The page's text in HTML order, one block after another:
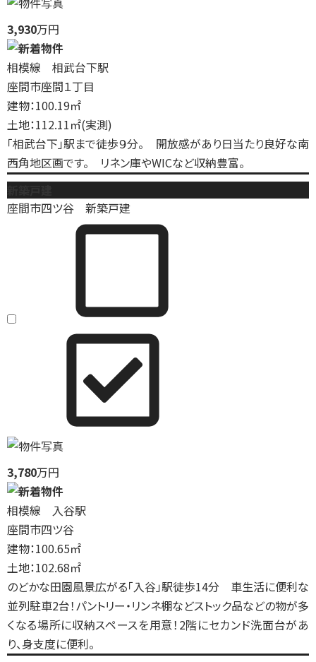
3,930万円
相模線 相武台下駅
座間市座間１丁目
建物：100.19㎡
土地：112.11㎡(実測)
「相武台下」駅まで徒歩９分。 開放感があり日当たり良好な南
西角地区画です。 リネン庫やWICなど収納豊富。
座間市四ツ谷 新築戸建
3,780万円
相模線 入谷駅
座間市四ツ谷
建物：100.65㎡
土地：102.68㎡
のどかな田園風景広がる「入谷」駅徒歩14分 車生活に便利な
並列駐車2台！パントリー・リンネ棚などストック品などの物が多
くなる場所に収納スペースを用意！2階にセカンド洗面台があ
り、身支度に便利。